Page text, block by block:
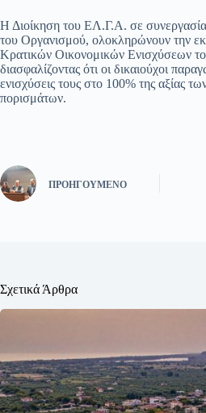
Η Διοίκηση του ΕΛ.Γ.Α. σε
του Οργανισμού, ολοκληρώνουν την
Κρατικών Οικονομικών Ενισχύσεων
διασφαλίζοντας ότι οι δικαιούχοι
ενισχύσεις τους στο 100% της αξίας
πορισμάτων.
ΠΡΟΗΓΟΎΜΕΝΟ
Σχετικά Άρθρα